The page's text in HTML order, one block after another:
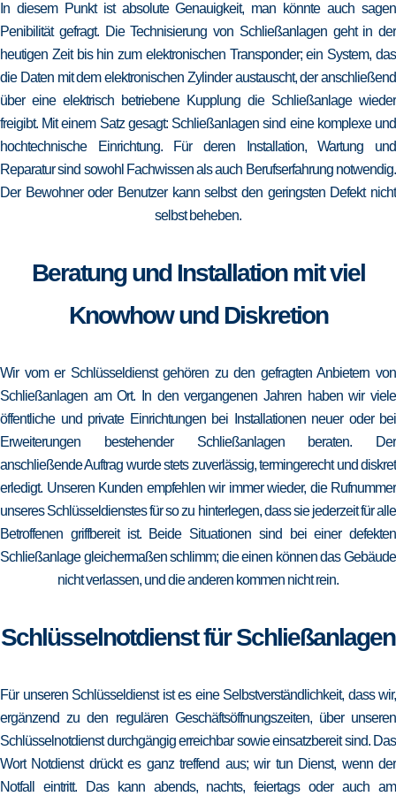
In diesem Punkt ist absolute Genauigkeit, man könnte auch sagen
Penibilität gefragt. Die Technisierung von Schließanlagen geht in der
heutigen Zeit bis hin zum elektronischen Transponder; ein System, das
die Daten mit dem elektronischen Zylinder austauscht, der anschließend
über eine elektrisch betriebene Kupplung die Schließanlage wieder
freigibt. Mit einem Satz gesagt: Schließanlagen sind eine komplexe und
hochtechnische Einrichtung. Für deren Installation, Wartung und
Reparatur sind sowohl Fachwissen als auch Berufserfahrung notwendig.
Der Bewohner oder Benutzer kann selbst den geringsten Defekt nicht
selbst beheben.
Beratung und Installation mit viel
Knowhow und Diskretion
Wir vom er Schlüsseldienst gehören zu den gefragten Anbietern von
Schließanlagen am Ort. In den vergangenen Jahren haben wir viele
öffentliche und private Einrichtungen bei Installationen neuer oder bei
Erweiterungen bestehender Schließanlagen beraten. Der
anschließende Auftrag wurde stets zuverlässig, termingerecht und diskret
erledigt. Unseren Kunden empfehlen wir immer wieder, die Rufnummer
unseres Schlüsseldienstes für so zu hinterlegen, dass sie jederzeit für alle
Betroffenen griffbereit ist. Beide Situationen sind bei einer defekten
Schließanlage gleichermaßen schlimm; die einen können das Gebäude
nicht verlassen, und die anderen kommen nicht rein.
Schlüsselnotdienst für Schließanlagen
Für unseren Schlüsseldienst ist es eine Selbstverständlichkeit, dass wir,
ergänzend zu den regulären Geschäftsöffnungszeiten, über unseren
Schlüsselnotdienst durchgängig erreichbar sowie einsatzbereit sind. Das
Wort Notdienst drückt es ganz treffend aus; wir tun Dienst, wenn der
Notfall eintritt. Das kann abends, nachts, feiertags oder auch am